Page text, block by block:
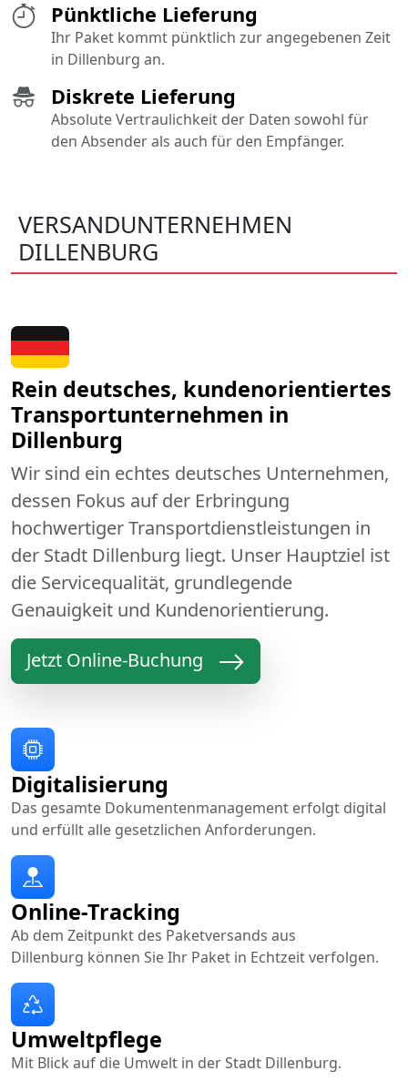
Pünktliche Lieferung
Ihr Paket kommt pünktlich zur angegebenen Zeit
in Dillenburg an.
Diskrete Lieferung
Absolute Vertraulichkeit der Daten sowohl für
den Absender als auch für den Empfänger.
VERSANDUNTERNEHMEN
DILLENBURG
Rein deutsches, kundenorientiertes
Transportunternehmen in
Dillenburg
Wir sind ein echtes deutsches Unternehmen,
dessen Fokus auf der Erbringung
hochwertiger Transportdienstleistungen in
der Stadt Dillenburg liegt. Unser Hauptziel ist
die Servicequalität, grundlegende
Genauigkeit und Kundenorientierung.
Jetzt Online-Buchung
Online-Tracking
Ab dem Zeitpunkt des Paketversands aus
Dillenburg können Sie Ihr Paket in Echtzeit verfolgen.
Digitalisierung
Das gesamte Dokumentenmanagement erfolgt digital
und erfüllt alle gesetzlichen Anforderungen.
Umweltpflege
Mit Blick auf die Umwelt in der Stadt Dillenburg.